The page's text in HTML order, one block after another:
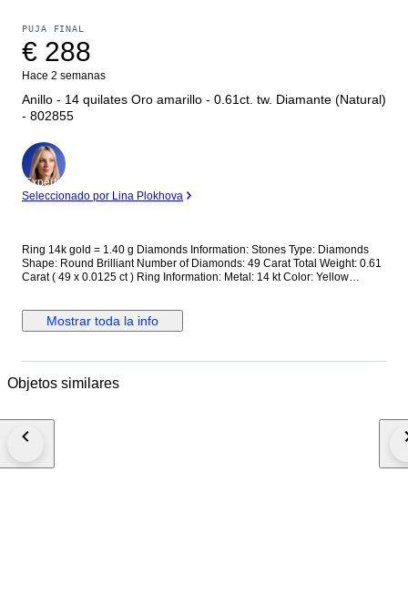
PUJA FINAL
€ 288
Hace 2 semanas
Anillo - 14 quilates Oro amarillo - 0.61ct. tw. Diamante (Natural)
- 802855
Experto
Seleccionado por Lina Plokhova
Ring 14k gold = 1.40 g Diamonds Information: Stones Type: Diamonds
Shape: Round Brilliant Number of Diamonds: 49 Carat Total Weight: 0.61
Carat ( 49 x 0.0125 ct ) Ring Information: Metal: 14 kt Color: Yellow
confirmed to be made of gold. Gemstones are commonly treated to
enhance colour or clarity. This has not been researched for this specific
VAT, customs, and import fees which are the sole responsibility of the
risk, cost of all shipping, and return import duties of the seller. Shipping
address. This is due to recent changes in tariff policies and aims solely to
provide full support throughout the entire purchase and shipping process.
Mostrar toda la info
Objetos similares